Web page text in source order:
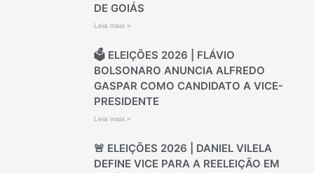
DE GOIÁS
Leia mais »
🗳️ ELEIÇÕES 2026 | FLÁVIO
BOLSONARO ANUNCIA ALFREDO
GASPAR COMO CANDIDATO A VICE-
PRESIDENTE
Leia mais »
🚨 ELEIÇÕES 2026 | DANIEL VILELA
DEFINE VICE PARA A REELEIÇÃO EM